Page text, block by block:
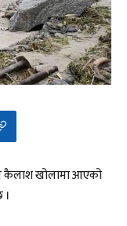
कैलाश खोलामा आएको